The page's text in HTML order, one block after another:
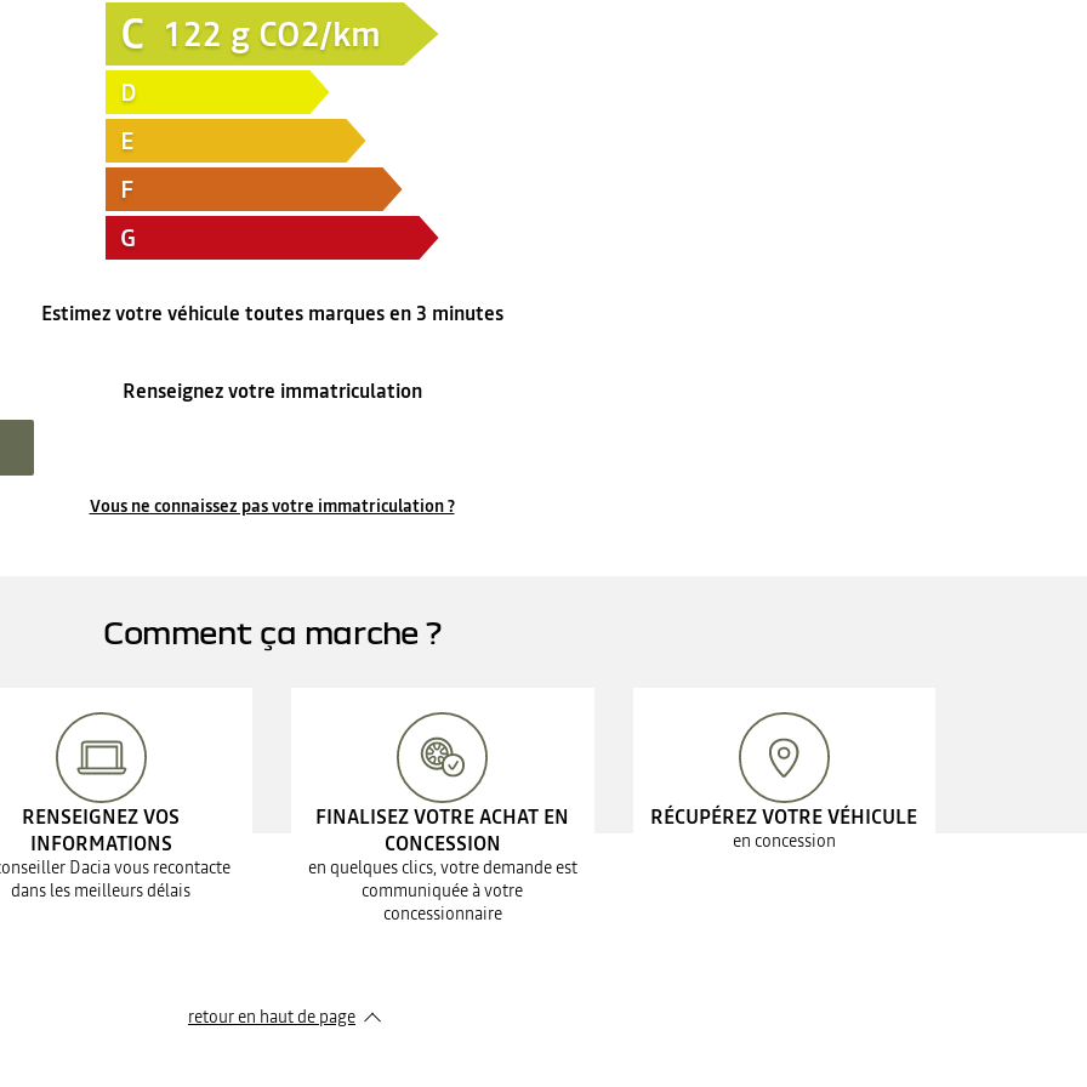
C 122 g CO2/km
D
E
F
G
Estimez votre véhicule toutes marques en 3 minutes
Renseignez votre immatriculation
Vous ne connaissez pas votre immatriculation ?
Comment ça marche ?
RENSEIGNEZ VOS
INFORMATIONS
Dacia vous recontacte
dans les meilleurs délais
FINALISEZ VOTRE ACHAT EN
CONCESSION
en quelques clics, votre demande est
communiquée à votre
concessionnaire
RÉCUPÉREZ VOTRE VÉHICULE
en concession
retour en haut de page​